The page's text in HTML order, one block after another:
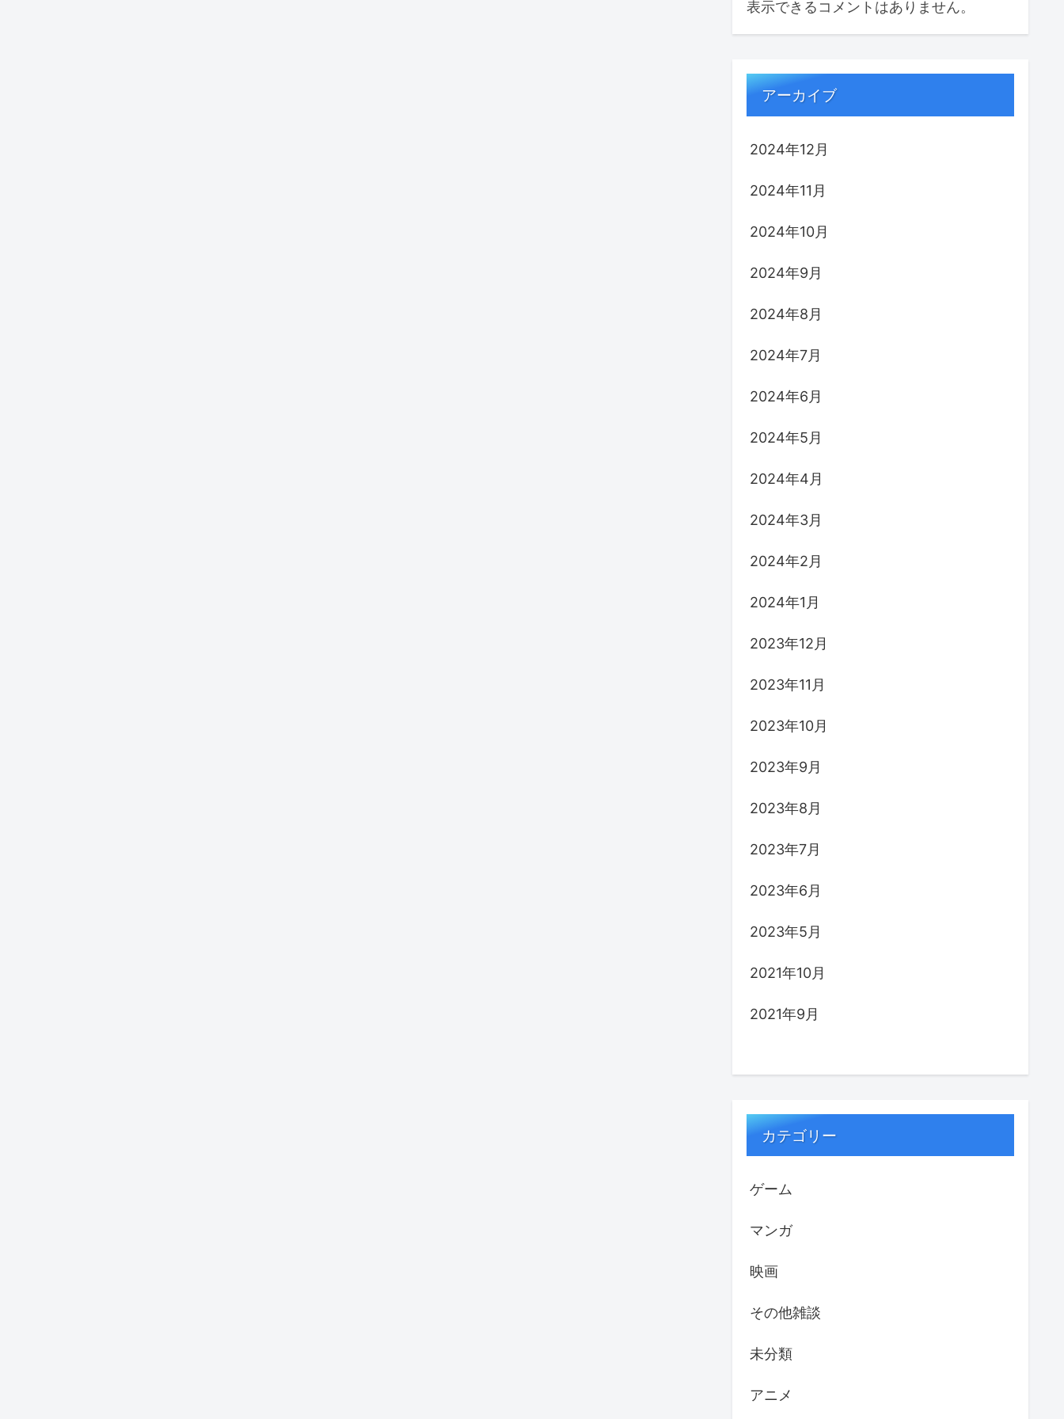
表示できるコメントはありません。
アーカイブ
2024年12月
2024年11月
2024年10月
2024年9月
2024年8月
2024年7月
2024年6月
2024年5月
2024年4月
2024年3月
2024年2月
2024年1月
2023年12月
2023年11月
2023年10月
2023年9月
2023年8月
2023年7月
2023年6月
2023年5月
2021年10月
2021年9月
カテゴリー
ゲーム
マンガ
映画
その他雑談
未分類
アニメ